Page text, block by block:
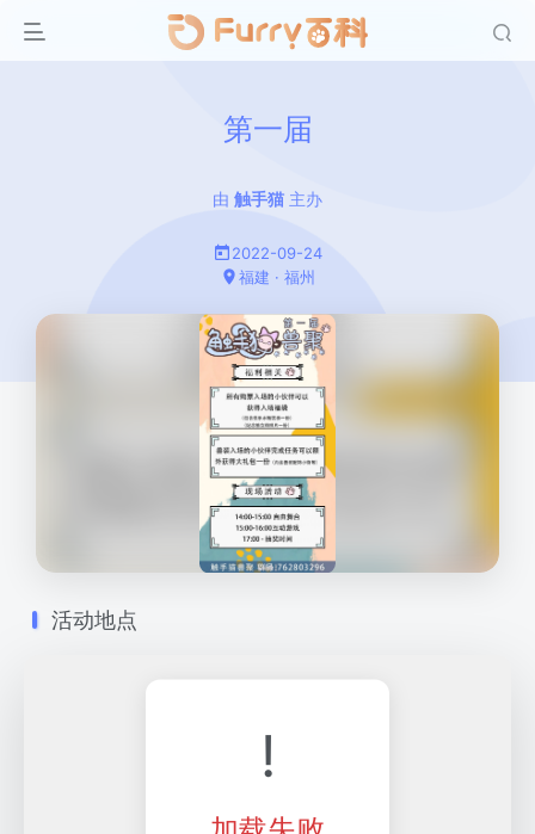
第一届
由 触手猫 主办
2022-09-24
福建 · 福州
活动地点
!